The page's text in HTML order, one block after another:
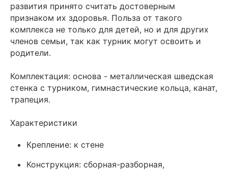
развития принято считать достоверным
признаком их здоровья. Польза от такого
комплекса не только для детей, но и для других
членов семьи, так как турник могут освоить и
родители.
Комплектация: основа - металлическая шведская
стенка с турником, гимнастические кольца, канат,
трапеция.
Характеристики
Крепление: к стене
Конструкция: сборная-разборная,